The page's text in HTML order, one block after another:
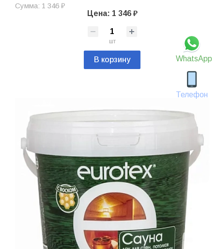
WhatsApp
Телефон
Сумма: 1 346 ₽
Цена: 1 346 ₽
шт
В корзину